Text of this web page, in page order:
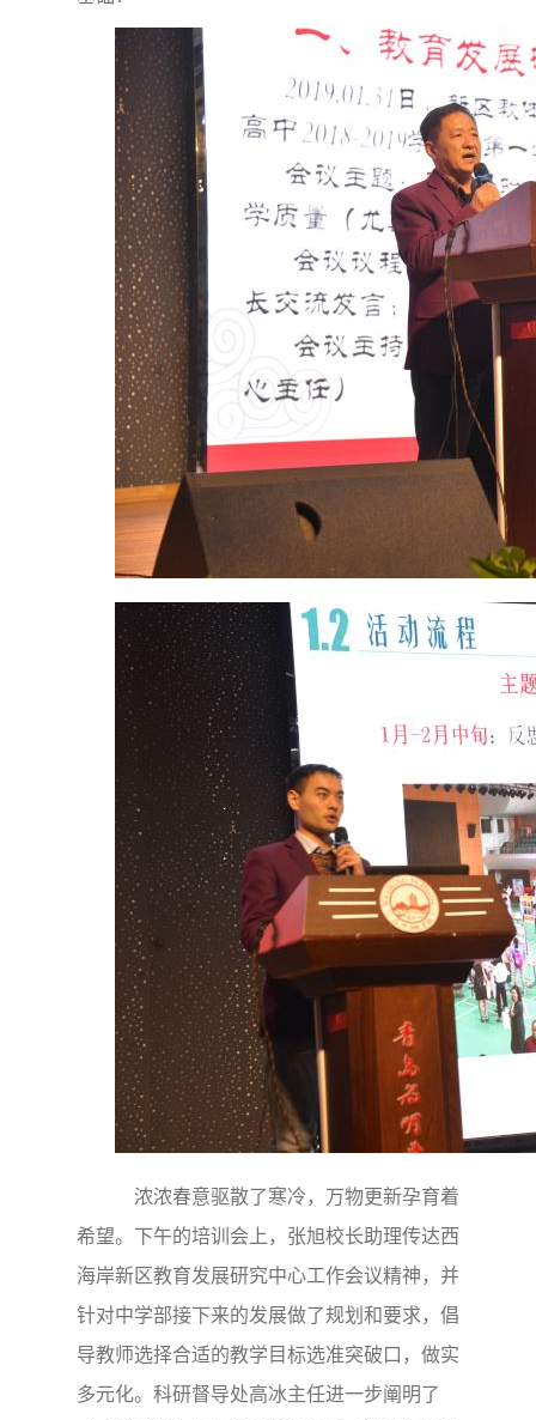
浓浓春意驱散了寒冷，万物更新孕育着
希望。下午的培训会上，张旭校长助理传达西
海岸新区教育发展研究中心工作会议精神，并
针对中学部接下来的发展做了规划和要求，倡
导教师选择合适的教学目标选准突破口，做实
多元化。科研督导处高冰主任进一步阐明了